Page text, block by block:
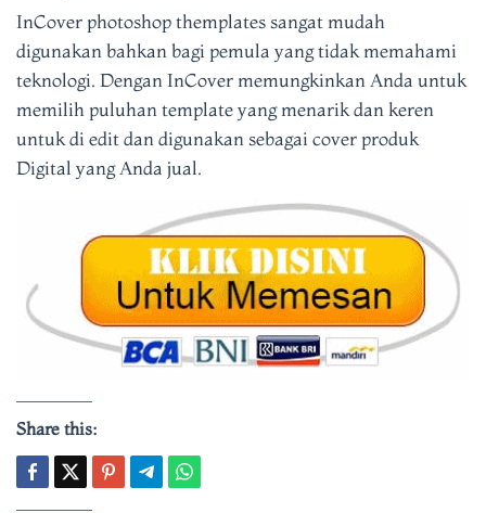
InCover photoshop themplates sangat mudah
digunakan bahkan bagi pemula yang tidak memahami
teknologi. Dengan InCover memungkinkan Anda untuk
memilih puluhan template yang menarik dan keren
untuk di edit dan digunakan sebagai cover produk
Digital yang Anda jual.
Share this: